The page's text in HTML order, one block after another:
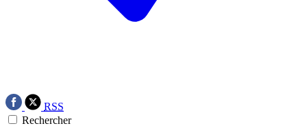
RSS
Rechercher